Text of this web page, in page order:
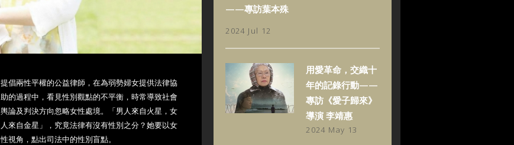
提倡兩性平權的公益律師，在為弱勢婦女提供法律協
助的過程中，看見性別觀點的不平衡，時常導致社會
輿論及判決方向忽略女性處境。「男人來自火星，女
人來自金星」，究竟法律有沒有性別之分？她要以女
性視角，點出司法中的性別盲點。
——專訪葉本殊
2024 Jul 12
用愛革命，交織十
年的記錄行動——
專訪《愛子歸來》
導演 李靖惠
2024 May 13